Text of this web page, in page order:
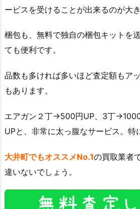
ービスを受けることが出来るのが大き
梱包も、無料で独自の梱包キットを
ても便利です。
品数も多ければ多いほど査定額もア
もあります。
エアガン２丁→500円UP、3丁
UPと、非常に太っ腹なサービス。特
大井町でもオススメNo.1の買取業者
違いないでしょう。